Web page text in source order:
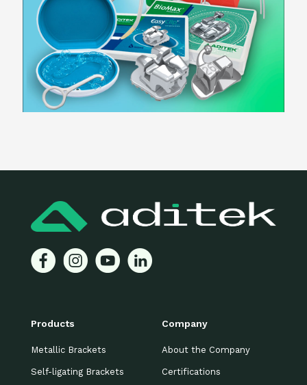
Products
Metallic Brackets
Self-ligating Brackets
Company
About the Company
Certifications